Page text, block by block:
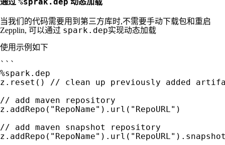
通过 动态加载
当我们的代码需要用到第三方库时,不需要手动下载包和重启
Zepplin, 可以通过 spark.dep实现动态加载
使用示例如下
```
%spark.dep
z.reset() // clean up previously added
// add maven repository
z.addRepo("RepoName").url("RepoURL")
// add maven snapshot repository